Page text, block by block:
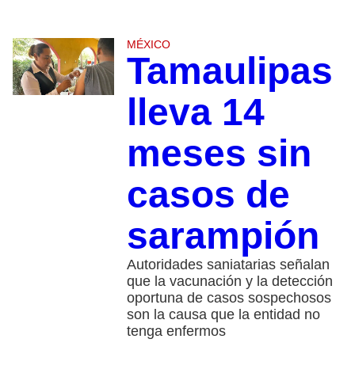
MÉXICO
Tamaulipas
lleva 14
meses sin
casos de
sarampión
Autoridades saniatarias señalan
que la vacunación y la detección
oportuna de casos sospechosos
son la causa que la entidad no
tenga enfermos